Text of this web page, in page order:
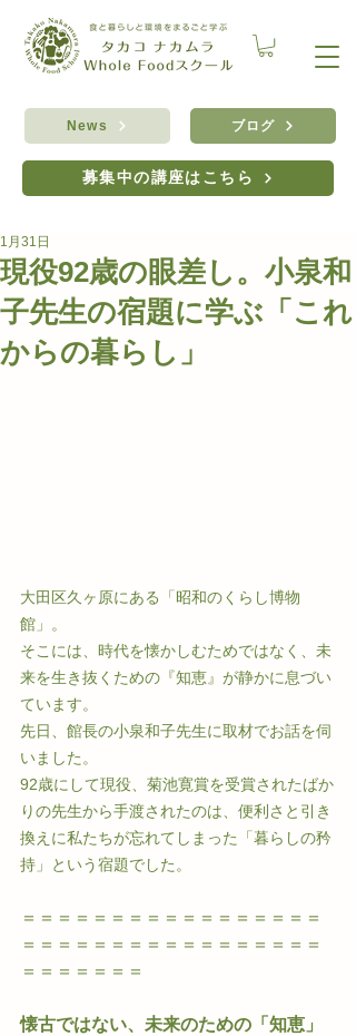
News
募集中の講座はこちら
ブログ
現役92歳の眼差し。小泉和
子先生の宿題に学ぶ「これ
からの暮らし」
1月31日
大田区久ヶ原にある「昭和のくらし博物
館」。
そこには、時代を懐かしむためではなく、未
来を生き抜くための『知恵』が静かに息づい
ています。
先日、館長の小泉和子先生に取材でお話を伺
いました。
92歳にして現役、菊池寛賞を受賞されたばか
りの先生から手渡されたのは、便利さと引き
換えに私たちが忘れてしまった「暮らしの矜
持」という宿題でした。
＝＝＝＝＝＝＝＝＝＝＝＝＝＝＝＝＝
＝＝＝＝＝＝＝＝＝＝＝＝＝＝＝＝＝
＝＝＝＝＝＝＝
懐古ではない、未来のための「知恵」